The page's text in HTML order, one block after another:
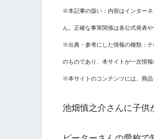
※本記事の扱い：内容はインター
ん。正確な事実関係は各公式発表
※出典・参考にした情報の種類：
のものであり、本サイトが一次情
※本サイトのコンテンツには、商品
池畑慎之介さんに子供